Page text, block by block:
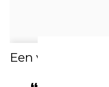
Een veel